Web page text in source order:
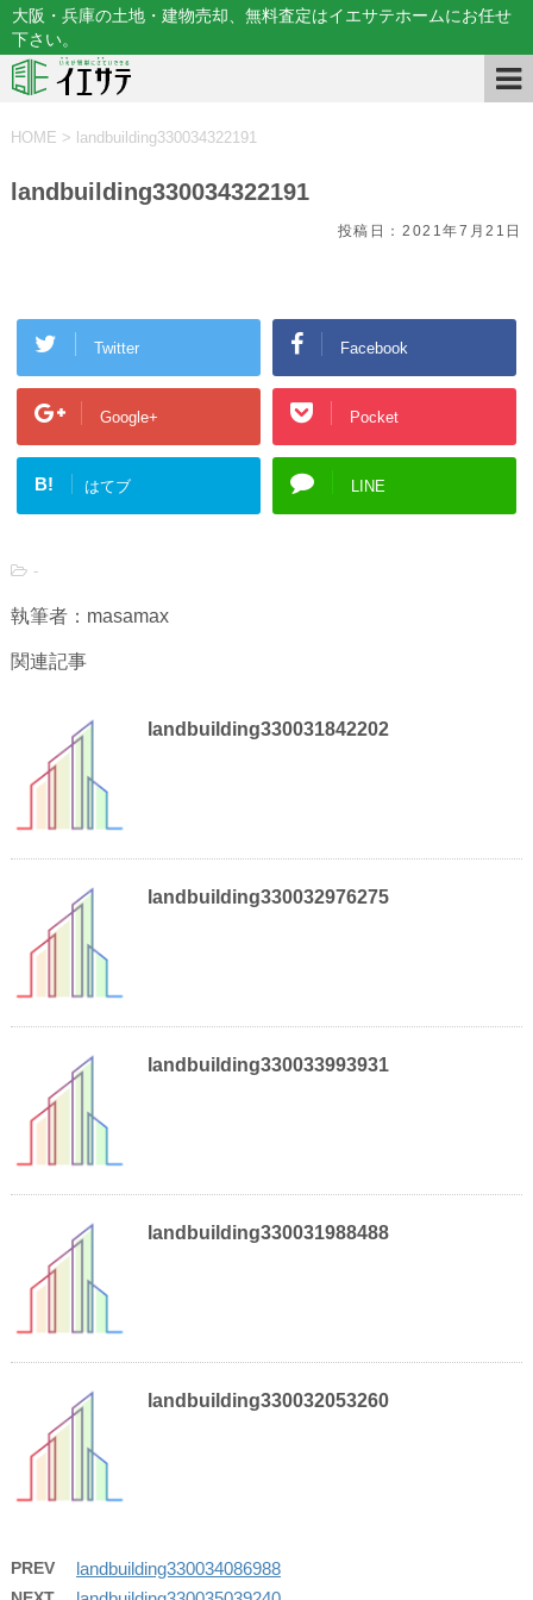
大阪・兵庫の土地・建物売却、無料査定はイエサテホームにお任せ
下さい。
HOME > landbuilding330034322191
landbuilding330034322191
投稿日：2021年7月21日
Twitter Facebook
Google+ Pocket
B! はてブ LINE
-
執筆者：masamax
関連記事
landbuilding330031842202
landbuilding330032976275
landbuilding330033993931
landbuilding330031988488
landbuilding330032053260
PREV landbuilding330034086988